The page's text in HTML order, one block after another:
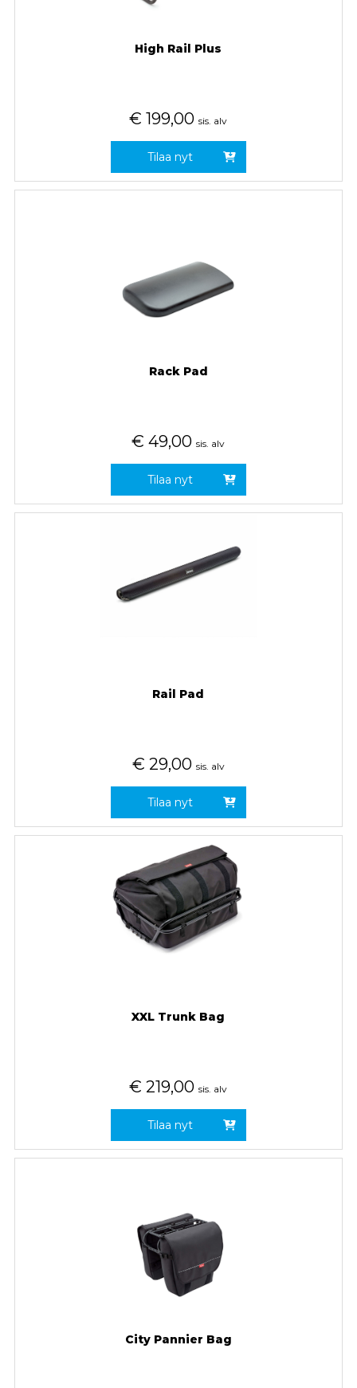
High Rail Plus
€ 199,00 sis. alv
Tilaa nyt
Rack Pad
€ 49,00 sis. alv
Tilaa nyt
Rail Pad
€ 29,00 sis. alv
Tilaa nyt
XXL Trunk Bag
€ 219,00 sis. alv
Tilaa nyt
City Pannier Bag